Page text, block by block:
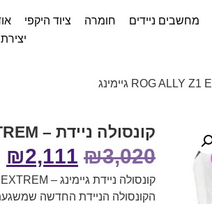
מחשבים ניידים חומרה ציוד היקפי
קונסולה ניידת – ROG ALLY Z1 EXTREM גיימינג
₪3,020
₪2,111
קונסולה ניידת גיימינג – ROG ALLY Z1 EXTREM (מחשב גיימינג)
הקונסולה הניידת החדשה